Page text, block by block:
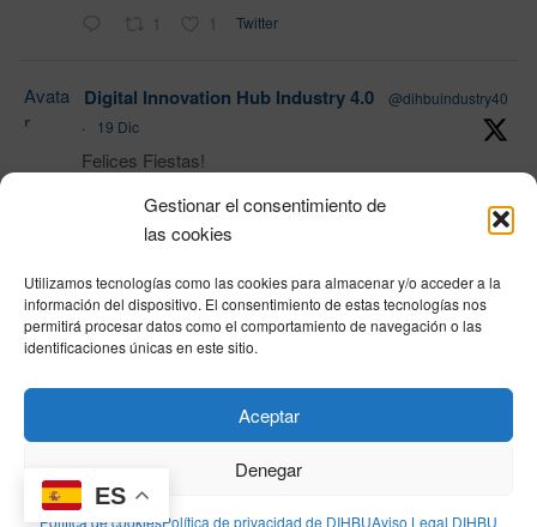
Gestionar el consentimiento de
las cookies
Utilizamos tecnologías como las cookies para almacenar y/o acceder a la
información del dispositivo. El consentimiento de estas tecnologías nos
permitirá procesar datos como el comportamiento de navegación o las
identificaciones únicas en este sitio.
Aceptar
Denegar
Política de cookiesPolítica de privacidad de DIHBUAviso Legal DIHBU
1 1 Twitter
Avata
r
Digital Innovation Hub Industry 4.0
@dihbuindustry40
·
19 Dic
Felices Fiestas!
1 Twitter
Load More
Política de privacidad|Aviso Legal|Política de cookies|DNSH|Trabaja con
ES